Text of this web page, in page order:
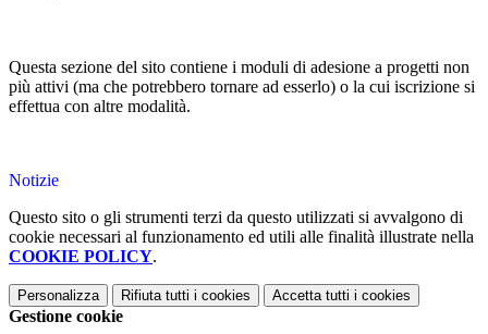
Questa sezione del sito contiene i moduli di adesione a progetti non
più attivi (ma che potrebbero tornare ad esserlo) o la cui iscrizione si
effettua con altre modalità.
Notizie
Questo sito o gli strumenti terzi da questo utilizzati si avvalgono di
cookie necessari al funzionamento ed utili alle finalità illustrate nella
COOKIE POLICY.
Personalizza Rifiuta tutti i cookies Accetta tutti i cookies
Gestione cookie